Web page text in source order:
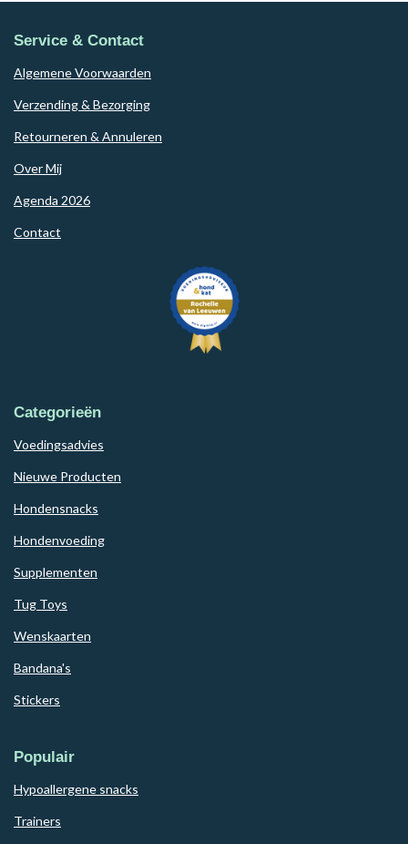
Service & Contact
Algemene Voorwaarden
Verzending & Bezorging
Retourneren & Annuleren
Over Mij
Agenda 2026
Contact
Categorieën
Voedingsadvies
Nieuwe Producten
Hondensnacks
Hondenvoeding
Supplementen
Tug Toys
Wenskaarten
Bandana's
Stickers
Populair
Hypoallergene snacks
Trainers